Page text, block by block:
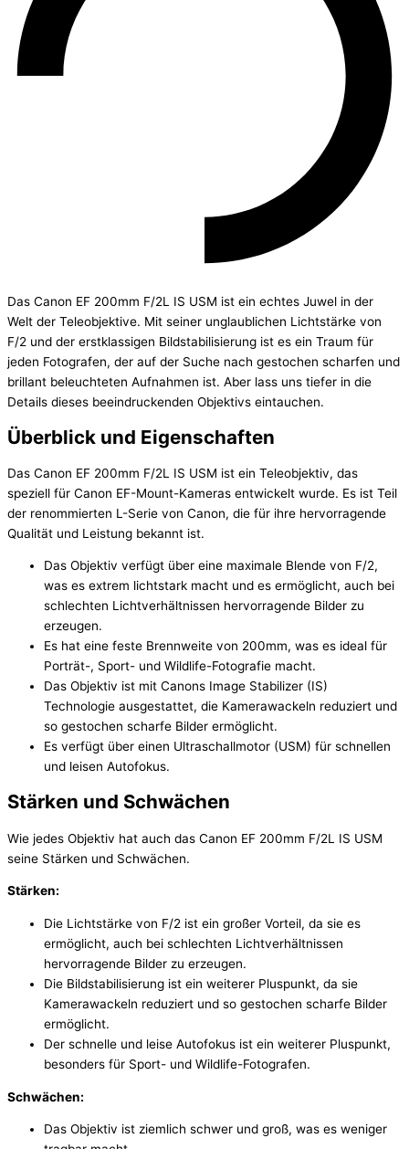
Das Canon EF 200mm F/2L IS USM ist ein echtes Juwel in der
Welt der Teleobjektive. Mit seiner unglaublichen Lichtstärke von
F/2 und der erstklassigen Bildstabilisierung ist es ein Traum für
jeden Fotografen, der auf der Suche nach gestochen scharfen und
brillant beleuchteten Aufnahmen ist. Aber lass uns tiefer in die
Details dieses beeindruckenden Objektivs eintauchen.
Überblick und Eigenschaften
Das Canon EF 200mm F/2L IS USM ist ein Teleobjektiv, das
speziell für Canon EF-Mount-Kameras entwickelt wurde. Es ist Teil
der renommierten L-Serie von Canon, die für ihre hervorragende
Qualität und Leistung bekannt ist.
Das Objektiv verfügt über eine maximale Blende von F/2,
was es extrem lichtstark macht und es ermöglicht, auch bei
schlechten Lichtverhältnissen hervorragende Bilder zu
erzeugen.
Es hat eine feste Brennweite von 200mm, was es ideal für
Porträt-, Sport- und Wildlife-Fotografie macht.
Das Objektiv ist mit Canons Image Stabilizer (IS)
Technologie ausgestattet, die Kamerawackeln reduziert und
so gestochen scharfe Bilder ermöglicht.
Es verfügt über einen Ultraschallmotor (USM) für schnellen
und leisen Autofokus.
Stärken und Schwächen
Wie jedes Objektiv hat auch das Canon EF 200mm F/2L IS USM
seine Stärken und Schwächen.
Stärken:
Die Lichtstärke von F/2 ist ein großer Vorteil, da sie es
ermöglicht, auch bei schlechten Lichtverhältnissen
hervorragende Bilder zu erzeugen.
Die Bildstabilisierung ist ein weiterer Pluspunkt, da sie
Kamerawackeln reduziert und so gestochen scharfe Bilder
ermöglicht.
Der schnelle und leise Autofokus ist ein weiterer Pluspunkt,
besonders für Sport- und Wildlife-Fotografen.
Schwächen:
Das Objektiv ist ziemlich schwer und groß, was es weniger